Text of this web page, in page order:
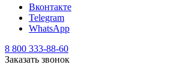
Вконтакте
Telegram
WhatsApp
8 800 333-88-60
Заказать звонок